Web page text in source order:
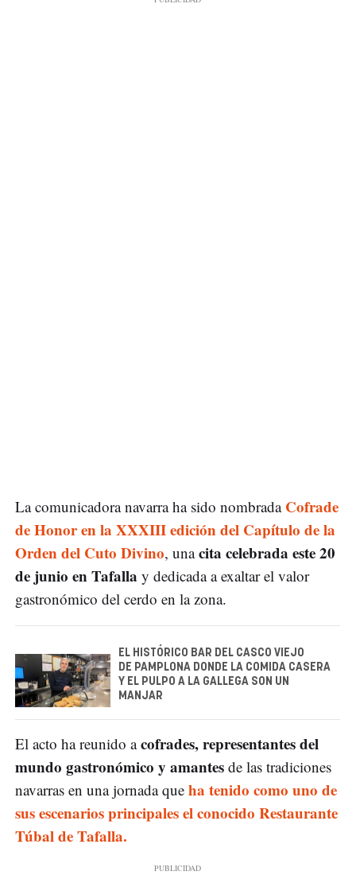
La comunicadora navarra ha sido nombrada Cofrade
de Honor en la XXXIII edición del Capítulo de la
Orden del Cuto Divino, unacita celebrada este 20
de junio en Tafalla y dedicada a exaltar el valor
gastronómico del cerdo en la zona.
EL HISTÓRICO BAR DEL CASCO VIEJO
DE PAMPLONA DONDE LA COMIDA CASERA
Y EL PULPO A LA GALLEGA SON UN
MANJAR
El acto ha reunido acofrades, representantes del
mundo gastronómico y amantes de las tradiciones
navarras en una jornada que ha tenido como uno de
sus escenarios principales el conocido Restaurante
Túbal de Tafalla.